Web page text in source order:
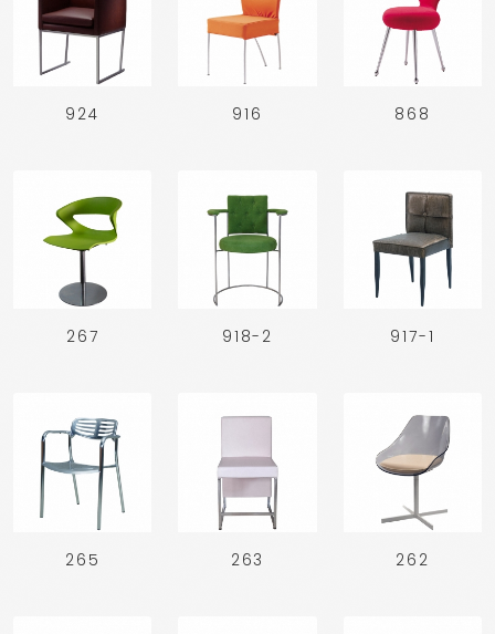
924 916 868
267 918-2 917-1
265 263 262